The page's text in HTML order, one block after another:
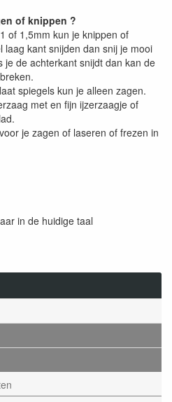
of knippen ?
of 1,5mm kun je knippen of
laag kant snijden dan snij je mooi
je de achterkant snijdt dan kan de
spiegels kun je alleen zagen.
met en fijn ijzerzaagje of
je zagen of laseren of frezen in
in de huidige taal